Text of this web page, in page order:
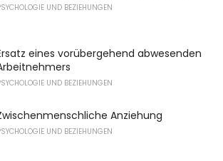
UND BEZIEHUNGEN
eines vorübergehend abwesenden
UND BEZIEHUNGEN
Anziehung
UND BEZIEHUNGEN